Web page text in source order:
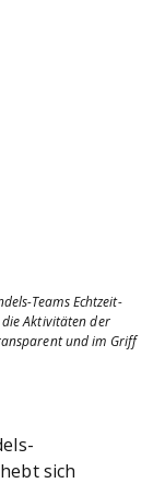
Teams Echtzeit-
die Aktivitäten der
und im Griff
sich